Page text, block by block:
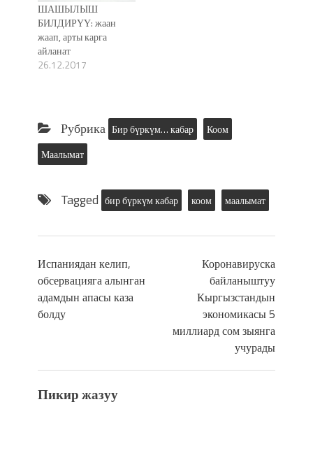
ШАШЫЛЫШ
БИЛДИРҮҮ: жаан
жаап, арты карга
айланат
26.12.2017
Рубрика Бир бүркүм… кабар
Коом
Маалымат
Tagged бир бүркүм кабар коом маалымат
Испаниядан келип,
обсервацияга алынган
адамдын апасы каза
болду
Коронавируска
байланыштуу
Кыргызстандын
экономикасы 5
миллиард сом зыянга
учурады
Пикир жазуу